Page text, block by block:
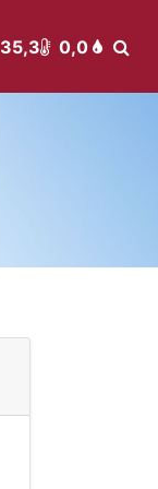
35,3 0,0